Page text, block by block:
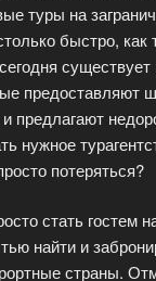
туры на
быстро, как
предоставляют
предлагают
нужное
потеряться?
стать гостем
найти и
страны.